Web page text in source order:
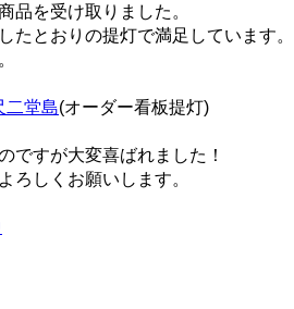
品を受け取りました。
たとおりの提灯で満足しています。
二堂島(オーダー看板提灯)
ですが大変喜ばれました！
ろしくお願いします。